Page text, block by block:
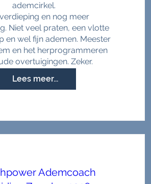
ademcirkel.
en nog meer
Niet veel praten, een vlotte
en wel fijn ademen. Meester
en het herprogrammeren
overtuigingen. Zeker.
Lees meer...
Ademcoach